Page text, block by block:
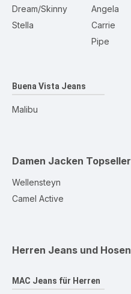
Dream/Skinny
Stella
Angela
Carrie
Pipe
Buena Vista Jeans
Malibu
Damen Jacken Topseller
Wellensteyn
Camel Active
Herren Jeans und Hosen
MAC Jeans für Herren